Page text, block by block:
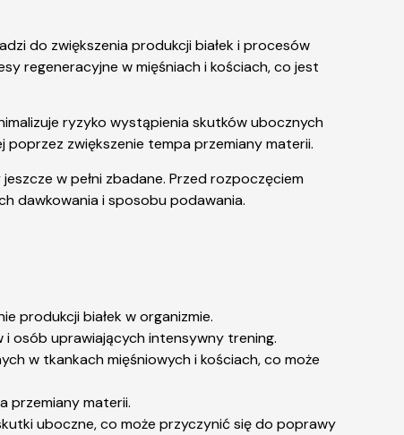
do zwiększenia produkcji białek i procesów
regeneracyjne w mięśniach i kościach, co jest
ryzyko wystąpienia skutków ubocznych
poprzez zwiększenie tempa przemiany materii.
w pełni zbadane. Przed rozpoczęciem
dawkowania i sposobu podawania.
produkcji białek w organizmie.
i osób uprawiających intensywny trening.
w tkankach mięśniowych i kościach, co może
przemiany materii.
uboczne, co może przyczynić się do poprawy